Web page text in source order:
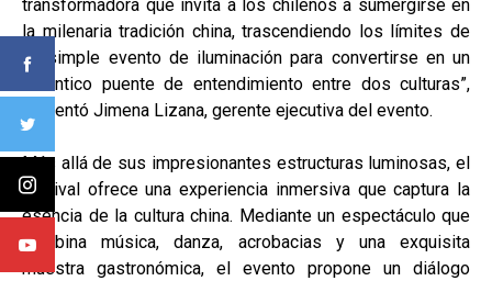
transformadora que invita a los chilenos a sumergirse en
la milenaria tradición china, trascendiendo los límites de
un simple evento de iluminación para convertirse en un
auténtico puente de entendimiento entre dos culturas”,
comentó Jimena Lizana, gerente ejecutiva del evento.
Más allá de sus impresionantes estructuras luminosas, el
festival ofrece una experiencia inmersiva que captura la
esencia de la cultura china. Mediante un espectáculo que
combina música, danza, acrobacias y una exquisita
muestra gastronómica, el evento propone un diálogo